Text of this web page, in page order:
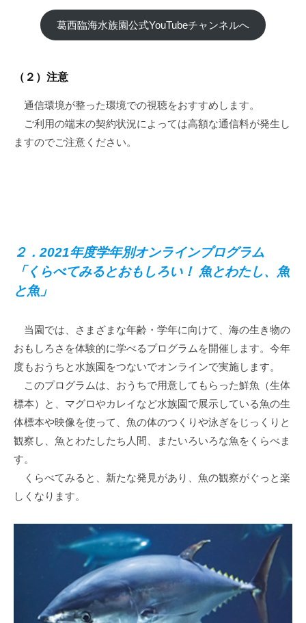
葛西臨海水族園公式YouTubeチャンネルへ
（２）注意
通信環境が整った環境での視聴をおすすめします。
ご利用の端末の契約状況によっては高額な通信料が発生し
ますのでご注意ください。
２．2021年度学年別オンラインプログラム
「くらべてみるとおもしろい！ 魚とわたし、魚
と魚」
当園では、さまざまな年齢・学年に向けて、海の生き物の
おもしろさを体験的に学べるプログラムを開催します。今年
度もおうちと水族園をつないでオンラインで実施します。
このプログラムは、おうちで用意してもらった鮮魚（生体
標本）と、マグロやカレイなど水族園で展示している魚の生
体標本や映像を使って、魚の体のつくりや泳ぎをじっくりと
観察し、魚とわたしたち人間、またいろいろな魚をくらべま
す。
くらべてみると、新たな発見があり、魚の観察がぐっと楽
しくなります。